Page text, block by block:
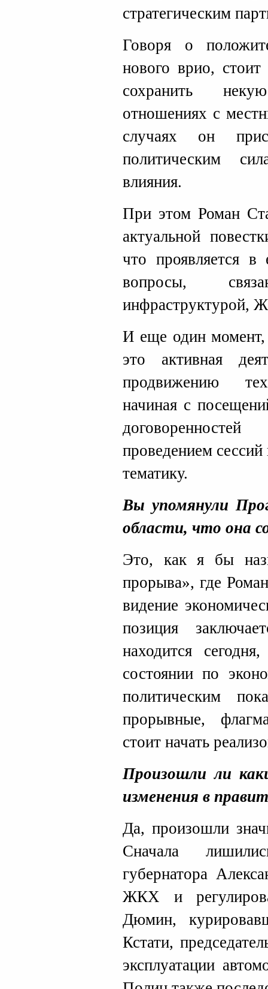
стратегическим
Говоря о
нового врио,
сохранить
отношениях с
случаях он
политическим
влияния.
При этом Роман
актуальной
что проявляется в
вопросы,
инфраструктурой,
И еще один момент,
это активная
продвижению
начиная с
проведением
тематику.
Вы упомянули
области, что она
Это, как я бы
прорыва», где
видение
позиция
находится
состоянии по
политическим
прорывные,
стоит начать
Произошли ли
изменения в
Да, произошли
Сначала
губернатора
ЖКХ и
Дюмин,
Кстати,
эксплуатации